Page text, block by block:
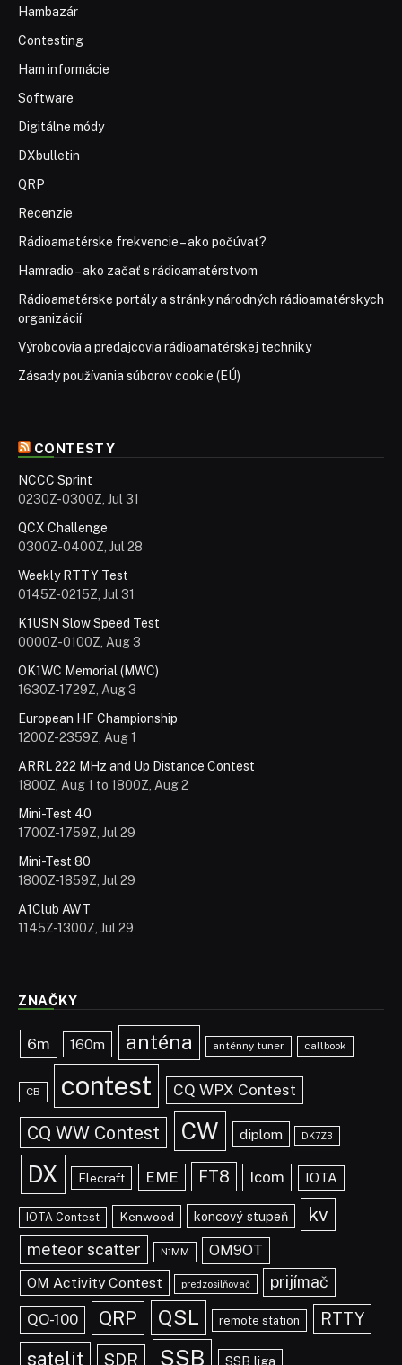
Hambazár
Contesting
Ham informácie
Software
Digitálne módy
DXbulletin
QRP
Recenzie
Rádioamatérske frekvencie – ako počúvať?
Hamradio – ako začať s rádioamatérstvom
Rádioamatérske portály a stránky národných rádioamatérskych
organizácií
Výrobcovia a predajcovia rádioamatérskej techniky
Zásady používania súborov cookie (EÚ)
CONTESTY
NCCC Sprint
0230Z-0300Z, Jul 31
QCX Challenge
0300Z-0400Z, Jul 28
Weekly RTTY Test
0145Z-0215Z, Jul 31
K1USN Slow Speed Test
0000Z-0100Z, Aug 3
OK1WC Memorial (MWC)
1630Z-1729Z, Aug 3
European HF Championship
1200Z-2359Z, Aug 1
ARRL 222 MHz and Up Distance Contest
1800Z, Aug 1 to 1800Z, Aug 2
Mini-Test 40
1700Z-1759Z, Jul 29
Mini-Test 80
1800Z-1859Z, Jul 29
A1Club AWT
1145Z-1300Z, Jul 29
ZNAČKY
6m 160m anténa anténny tuner callbook
CB contest CQ WPX Contest
CQ WW Contest CW diplom DK7ZB
DX Elecraft EME FT8 Icom IOTA
IOTA Contest Kenwood koncový stupeň kv
meteor scatter N1MM
OM9OT
OM Activity Contest
predzosilňovač prijímač
QO-100 QRP QSL remote station RTTY
satelit SDR SSB SSB liga